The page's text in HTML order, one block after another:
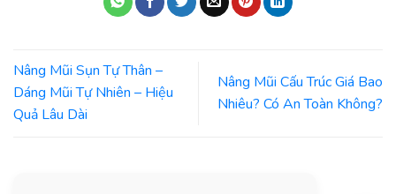
Nâng Mũi Sụn Tự Thân –
Dáng Mũi Tự Nhiên – Hiệu
Quả Lâu Dài
Nâng Mũi Cấu Trúc Giá Bao
Nhiêu? Có An Toàn Không?